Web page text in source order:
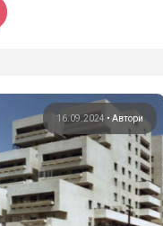
16.09.2024 • Автори